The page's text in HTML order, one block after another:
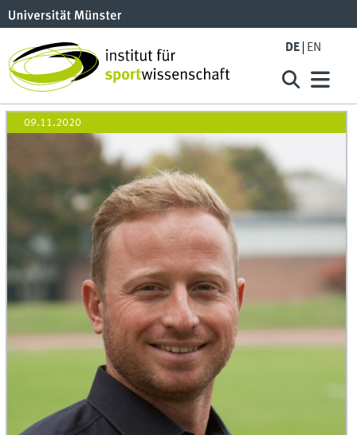
DE EN
09.11.2020